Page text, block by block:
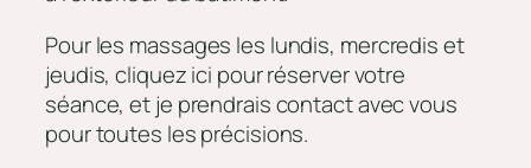
Pour les massages les lundis, mercredis et
jeudis, cliquez ici pour réserver votre
séance, et je prendrais contact avec vous
pour toutes les précisions.